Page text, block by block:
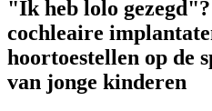
"Ik heb lolo
cochleaire
hoortoestellen op de
van jonge kinderen